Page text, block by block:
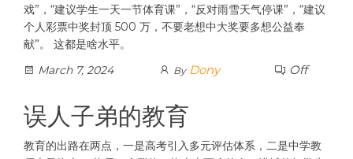
戏”，“建议学生一天一节体育课”，“反对雨雪天气停课”，“建议
个人彩票中奖封顶 500 万，不要老想中大奖要多想公益奉
献”。 这都是啥水平。
March 7, 2024
By Dony Off
误人子弟的教育
教育的出路在两点，一是高考引入多元评估体系，二是中学教